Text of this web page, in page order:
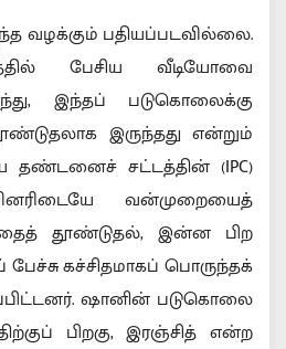
வழக்கும் பதியப்படவில்லை.
பேசிய வீடியோவை
இந்தப் படுகொலைக்கு
இருந்தது என்றும்
தண்டனைச் சட்டத்தின் (IPC)
வன்முறையைத்
தூண்டுதல், இன்ன பிற
பேச்சு கச்சிதமாகப் பொருந்தக்
ஷானின் படுகொலை
பிறகு, இரஞ்சித் என்ற